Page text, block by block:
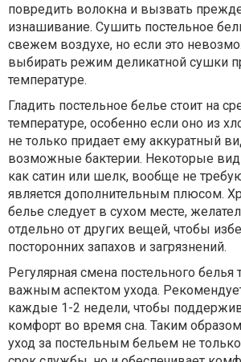
повредить волокна и вызвать
изнашивание. Сушить постельное
свежем воздухе, но если это
выбирать режим деликатной сушки
температуре.
Гладить постельное белье стоит на
температуре, особенно если оно из
не только придает ему аккуратный
возможные бактерии. Некоторые
как сатин или шелк, вообще не
является дополнительным плюсом.
белье следует в сухом месте,
отдельно от других вещей, чтобы
посторонних запахов и загрязнений.
Регулярная смена постельного белья
важным аспектом ухода.
каждые 1-2 недели, чтобы
комфорт во время сна. Таким
уход за постельным бельем не